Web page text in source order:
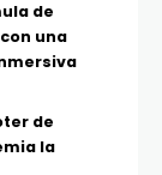
de
una
de
la